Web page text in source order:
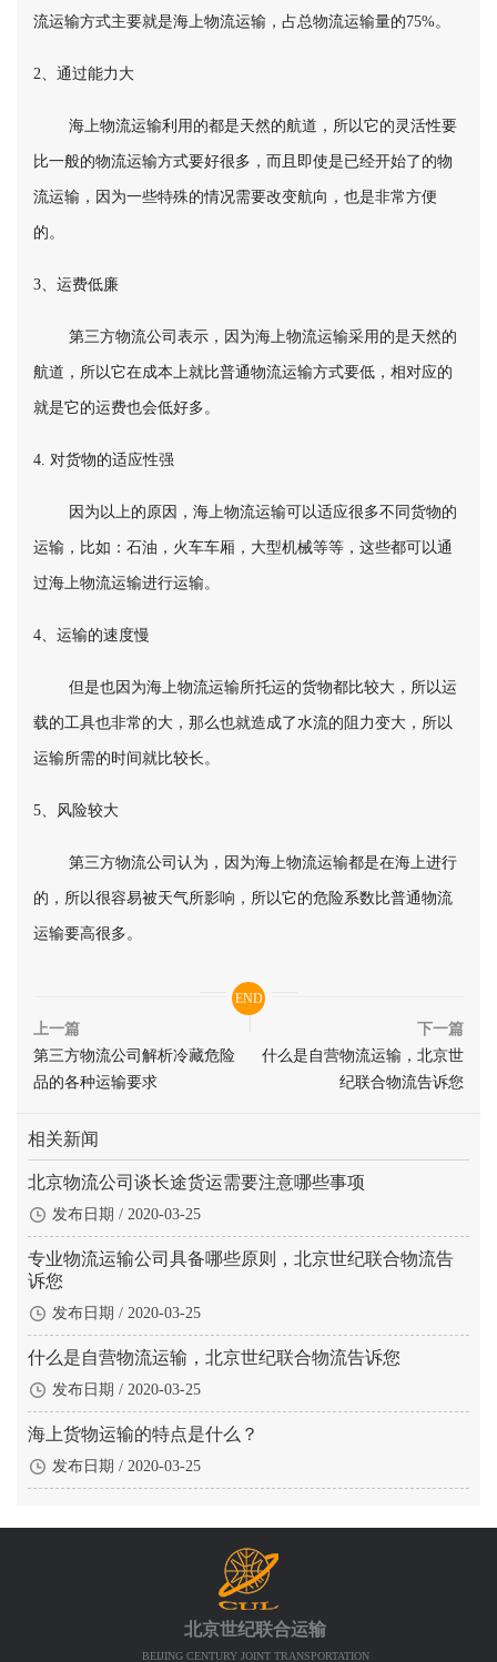
流运输方式主要就是海上物流运输，占总物流运输量的75%。
2、通过能力大
海上物流运输利用的都是天然的航道，所以它的灵活性要
比一般的物流运输方式要好很多，而且即使是已经开始了的物
流运输，因为一些特殊的情况需要改变航向，也是非常方便
的。
3、运费低廉
第三方物流公司表示，因为海上物流运输采用的是天然的
航道，所以它在成本上就比普通物流运输方式要低，相对应的
就是它的运费也会低好多。
4. 对货物的适应性强
因为以上的原因，海上物流运输可以适应很多不同货物的
运输，比如：石油，火车车厢，大型机械等等，这些都可以通
过海上物流运输进行运输。
4、运输的速度慢
但是也因为海上物流运输所托运的货物都比较大，所以运
载的工具也非常的大，那么也就造成了水流的阻力变大，所以
运输所需的时间就比较长。
5、风险较大
第三方物流公司认为，因为海上物流运输都是在海上进行
的，所以很容易被天气所影响，所以它的危险系数比普通物流
运输要高很多。
END
上一篇
第三方物流公司解析冷藏危险
品的各种运输要求
下一篇
什么是自营物流运输，北京世
纪联合物流告诉您
相关新闻
北京物流公司谈长途货运需要注意哪些事项
发布日期 / 2020-03-25
专业物流运输公司具备哪些原则，北京世纪联合物流告
诉您
发布日期 / 2020-03-25
什么是自营物流运输，北京世纪联合物流告诉您
发布日期 / 2020-03-25
海上货物运输的特点是什么？
发布日期 / 2020-03-25
北京世纪联合运输
BEIJING CENTURY JOINT TRANSPORTATION